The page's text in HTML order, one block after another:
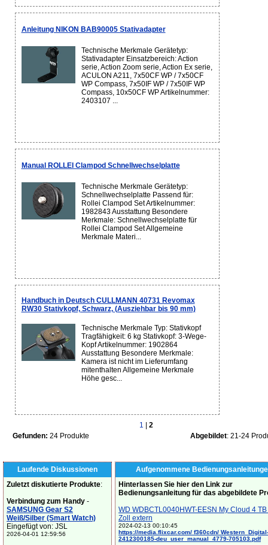
Anleitung NIKON BAB90005 Stativadapter
Technische Merkmale Gerätetyp:
Stativadapter Einsatzbereich: Action
serie, Action Zoom serie, Action Ex serie,
ACULON A211, 7x50CF WP / 7x50CF
WP Compass, 7x50IF WP / 7x50IF WP
Compass, 10x50CF WP Artikelnummer:
2403107 ...
Manual ROLLEI Clampod Schnellwechselplatte
Technische Merkmale Gerätetyp:
Schnellwechselplatte Passend für:
Rollei Clampod Set Artikelnummer:
1982843 Ausstattung Besondere
Merkmale: Schnellwechselplatte für
Rollei Clampod Set Allgemeine
Merkmale Materi...
Handbuch in Deutsch CULLMANN 40731 Revomax
RW30 Stativkopf, Schwarz, (Ausziehbar bis 90 mm)
Technische Merkmale Typ: Stativkopf
Tragfähigkeit: 6 kg Stativkopf: 3-Wege-
Kopf Artikelnummer: 1902864
Ausstattung Besondere Merkmale:
Kamera ist nicht im Lieferumfang
mitenthalten Allgemeine Merkmale
Höhe gesc...
1
2
Gefunden: 24 Produkte Abgebildet: 21-24
Laufende Diskussionen
Zuletzt diskutierte Produkte:
Verbindung zum Handy -
SAMSUNG Gear S2
Weiß/Silber (Smart Watch)
Eingefügt von: JSL
2026-04-01 12:59:56
Aufgenommene
Hinterlassen Sie hier den Link zur
Bedienungsanleitung für das abgebildete
WD WDBCTL0040HWT-EESN My Cloud 4
Zoll extern
2024-02-13 00:10:45
https://media.flixcar.com/ f360cdn/ Western_Digital-
2412300185-deu_user_manual_4779-705103.pdf